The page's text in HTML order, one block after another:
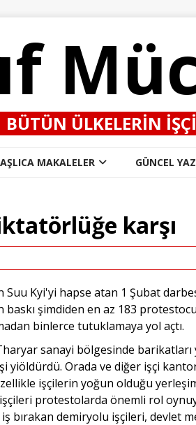
BÜTÜN ÜLKELERIN
MAKALELER GÜNCEL
karşı
Kyi'yi hapse atan 1 Şubat
baskı şimdiden en az 183
binlerce tutuklamaya yol açtı.
sanayi bölgesinde barikatları
yiöldürdü. Orada ve diğer işçi
işçilerin yoğun olduğu
protestolarda önemli rol
bırakan demiryolu işçileri, devlet